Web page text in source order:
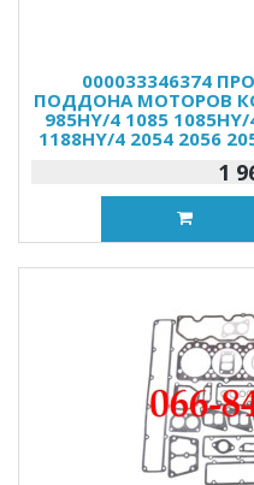
000033346374
ПОДДОНА МОТОРОВ
985HY/4 1085
1188HY/4 2054 2056
1